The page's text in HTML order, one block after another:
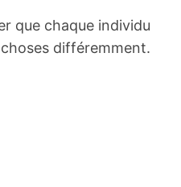
que chaque individu
différemment.